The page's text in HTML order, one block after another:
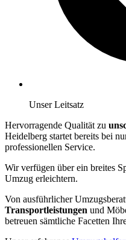
Unser Leitsatz
Hervorragende Qualität zu
Heidelberg startet bereits bei
professionellen Service.
Wir verfügen über ein breites
Umzug erleichtern.
Von ausführlicher
Transportleistungen und
betreuen sämtliche Facetten